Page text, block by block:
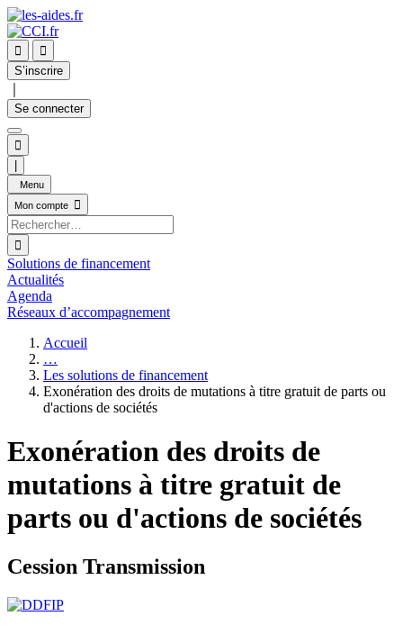


S’inscrire
Se connecter

Menu
Mon compte


Solutions de financement
Actualités
Agenda
Réseaux d’accompagnement
Accueil
…
Les solutions de financement
Exonération des droits de mutations à titre gratuit de parts ou
d'actions de sociétés
Exonération des droits de
mutations à titre gratuit de
parts ou d'actions de sociétés
Cession Transmission